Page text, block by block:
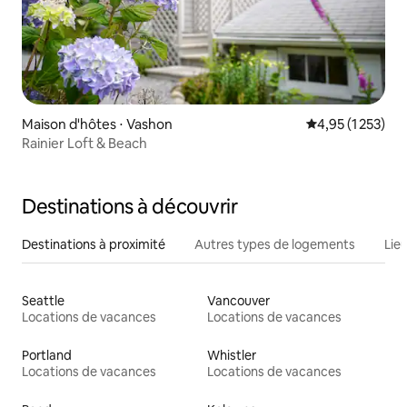
Maison d'hôtes ⋅ Vashon Évaluation
4,95 (1 253)
Rainier Loft & Beach
Destinations à découvrir
Destinations à proximité Autres types de logements
Seattle
Locations de vacances
Vancouver
Locations de vacances
Portland
Locations de vacances
Whistler
Locations de vacances